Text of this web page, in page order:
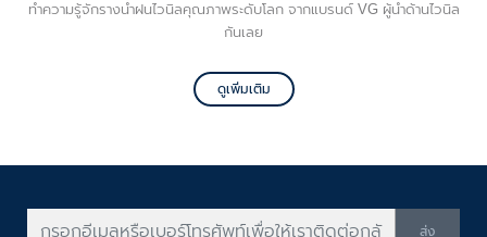
ทำความรู้จักรางน้ำฝนไวนิลคุณภาพระดับโลก จากแบรนด์ VG ผู้นำด้านไวนิล
กันเลย
ดูเพิ่มเติม
ส่ง